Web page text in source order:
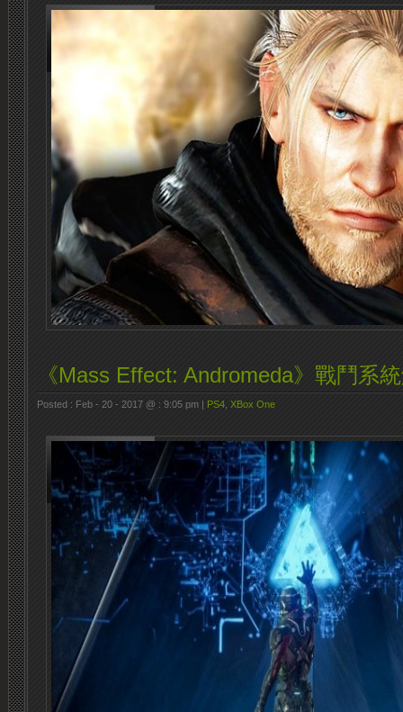
《Mass Effect: Andromeda》戰鬥系
Posted : Feb - 20 - 2017 @ : 9:05 pm | PS4 XBox One